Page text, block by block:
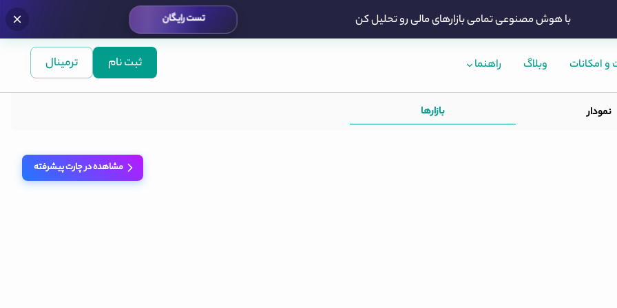
با هوش مصنوعی تمامی بازارهای مالی رو تحلیل کن تست رایگان
امکانات وبلاگ راهنما ثبت نام ترمینال
نمودار بازارها
مشاهده در چارت پیشرفته